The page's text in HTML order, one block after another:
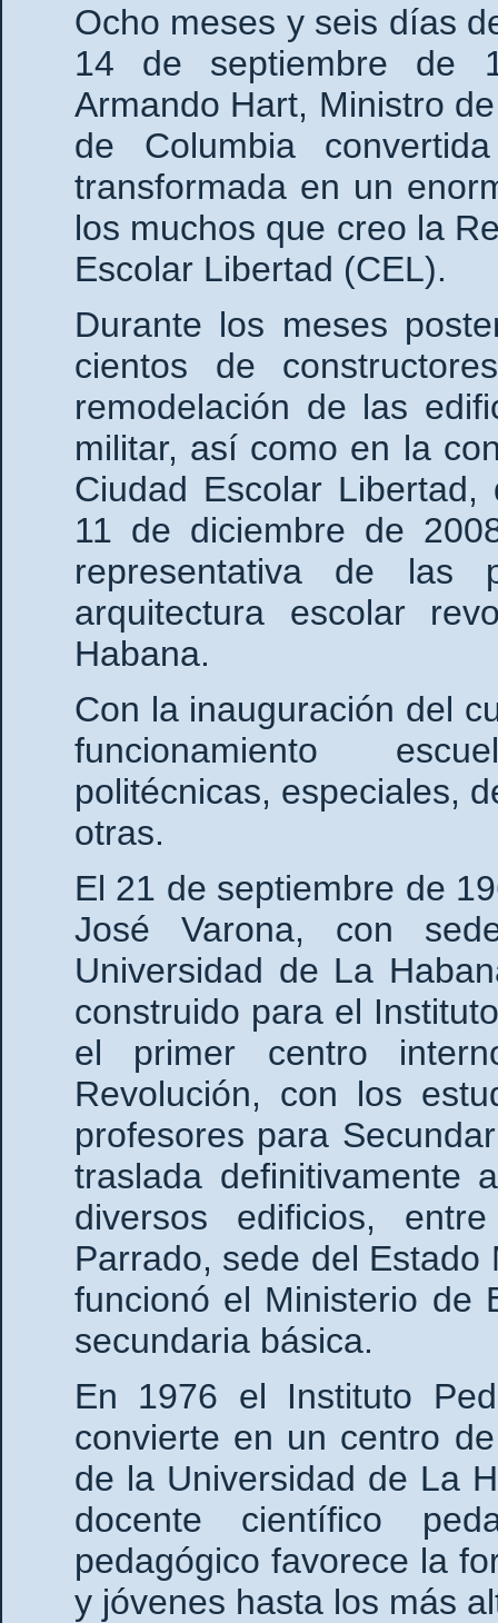
Ocho meses y seis días
14 de septiembre de
Armando Hart, Ministro
de Columbia
transformada en un
los muchos que creo la
Escolar Libertad (CEL).
Durante los meses
cientos de
remodelación de las
militar, así como en la
Ciudad Escolar
11 de diciembre de
representativa de las
arquitectura escolar
Habana.
Con la inauguración del
funcionamiento
politécnicas, especiales,
otras.
El 21 de septiembre de
José Varona, con
Universidad de La
construido para el
el primer centro
Revolución, con los
profesores para
traslada definitivamente
diversos edificios,
Parrado, sede del
funcionó el Ministerio de
secundaria básica.
En 1976 el Instituto
convierte en un centro
de la Universidad de La
docente científico
pedagógico favorece la
y jóvenes hasta los más